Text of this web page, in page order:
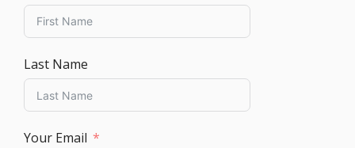
Last Name
Your Email